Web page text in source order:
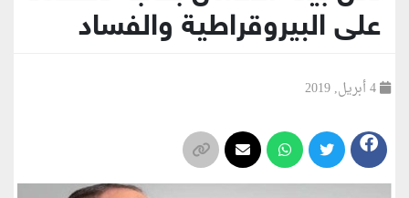
على البيروقراطية والفساد